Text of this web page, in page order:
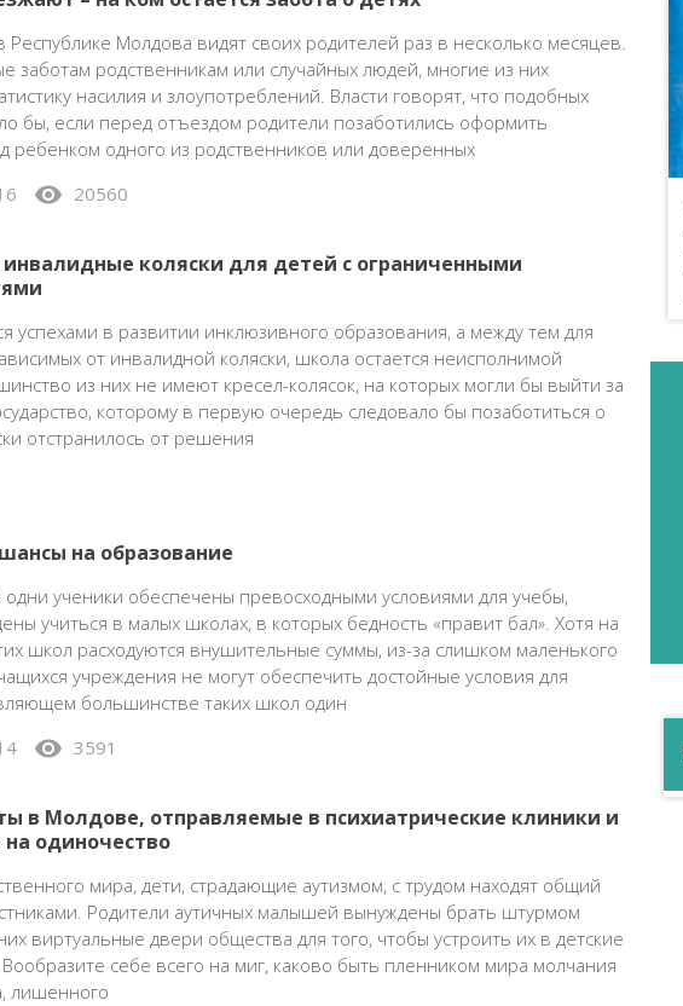
Республике Молдова видят своих родителей раз в несколько месяцев.
заботам родственникам или случайных людей, многие из них
насилия и злоупотреблений. Власти говорят, что подобных
бы, если перед отъездом родители позаботились оформить
ребенком одного из родственников или доверенных
visibility 20560
коляски для детей с ограниченными
успехами в развитии инклюзивного образования, а между тем для
от инвалидной коляски, школа остается неисполнимой
из них не имеют кресел-колясок, на которых могли бы выйти за
которому в первую очередь следовало бы позаботиться о
отстранилось от решения
на образование
одни ученики обеспечены превосходными условиями для учебы,
учиться в малых школах, в которых бедность «правит бал». Хотя на
школ расходуются внушительные суммы, из-за слишком маленького
учреждения не могут обеспечить достойные условия для
большинстве таких школ один
visibility 3591
в Молдове, отправляемые в психиатрические клиники и
одиночество
мира, дети, страдающие аутизмом, с трудом находят общий
Родители аутичных малышей вынуждены брать штурмом
виртуальные двери общества для того, чтобы устроить их в детские
себе всего на миг, каково быть пленником мира молчания
лишенного